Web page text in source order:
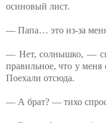
осиновый лист.
— Папа… это из-за
— Нет, солнышко, —
правильное, что у
Поехали отсюда.
— А брат? — тихо